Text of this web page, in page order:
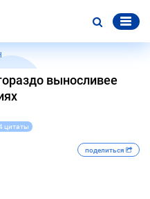
выносливее
цитаты
поделиться